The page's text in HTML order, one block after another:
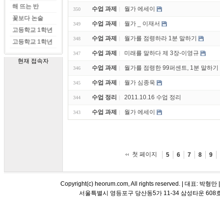
해 뜨는 반
꽃보다 논술
고등학교 1학년
고등학교 1학년
현재 접속자
350 수업 과제 월가 에세이
349 수업 과제 월가 _ 이재서
348 수업 과제 월가를 점령하라 1분 말하기
347 수업 과제 미래를 말하다 제 3장-이영규
346 수업 과제 월가를 점령한 99퍼센트, 1분 말하기
345 수업 과제 월가 심종욱
344 수업 정리 2011.10.16 수업 정리
343 수업 과제 월가 에세이
첫 페이지 5 6 7 8 9
Copyright(c) heorum.com, All rights reserved. | 대표: 박형
서울특별시 영등포구 당산동5가 11-34 삼성타운